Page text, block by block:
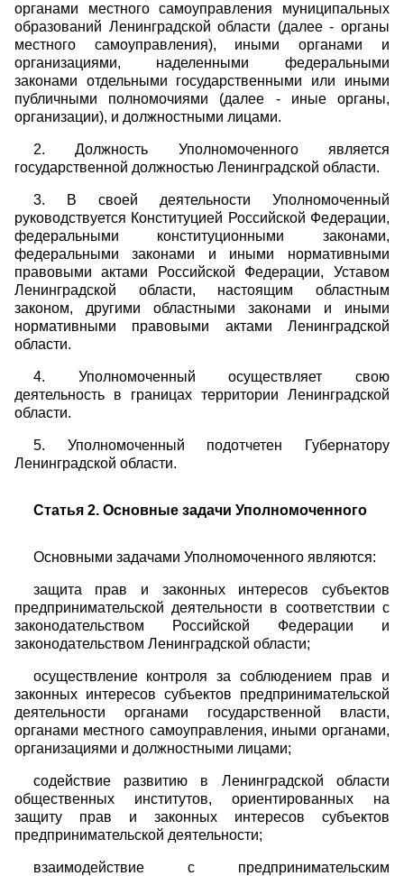
органами местного самоуправления муниципальных
образований Ленинградской области (далее - органы
местного самоуправления), иными органами и
организациями, наделенными федеральными
законами отдельными государственными или иными
публичными полномочиями (далее - иные органы,
организации), и должностными лицами.
2. Должность Уполномоченного является
государственной должностью Ленинградской области.
3. В своей деятельности Уполномоченный
руководствуется Конституцией Российской Федерации,
федеральными конституционными законами,
федеральными законами и иными нормативными
правовыми актами Российской Федерации, Уставом
Ленинградской области, настоящим областным
законом, другими областными законами и иными
нормативными правовыми актами Ленинградской
области.
4. Уполномоченный осуществляет свою
деятельность в границах территории Ленинградской
области.
5. Уполномоченный подотчетен Губернатору
Ленинградской области.
Статья 2. Основные задачи Уполномоченного
Основными задачами Уполномоченного являются:
защита прав и законных интересов субъектов
предпринимательской деятельности в соответствии с
законодательством Российской Федерации и
законодательством Ленинградской области;
осуществление контроля за соблюдением прав и
законных интересов субъектов предпринимательской
деятельности органами государственной власти,
органами местного самоуправления, иными органами,
организациями и должностными лицами;
содействие развитию в Ленинградской области
общественных институтов, ориентированных на
защиту прав и законных интересов субъектов
предпринимательской деятельности;
взаимодействие с предпринимательским